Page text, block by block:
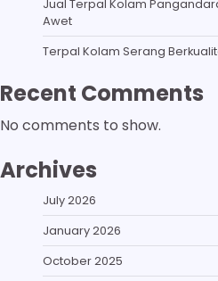
Jual Terpal Kolam
Awet
Terpal Kolam Serang
Recent Comments
No comments to show.
Archives
July 2026
January 2026
October 2025